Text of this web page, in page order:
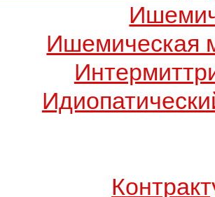
Ишемическая